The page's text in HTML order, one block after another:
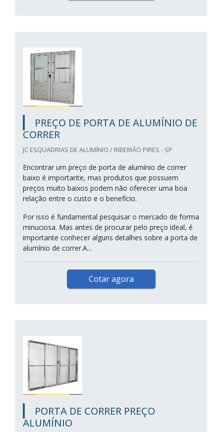
PREÇO DE PORTA DE ALUMÍNIO DE
CORRER
JC ESQUADRIAS DE ALUMÍNIO / RIBEIRÃO PIRES - SP
Encontrar um preço de porta de alumínio de correr
baixo é importante, mas produtos que possuem
preços muito baixos podem não oferecer uma boa
relação entre o custo e o benefício.
Por isso é fundamental pesquisar o mercado de forma
minuciosa. Mas antes de procurar pelo preço ideal, é
importante conhecer alguns detalhes sobre a porta de
alumínio de correr.A...
Cotar agora
PORTA DE CORRER PREÇO
ALUMÍNIO